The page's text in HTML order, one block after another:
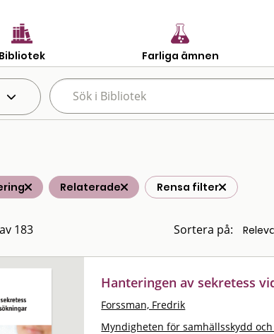
Bibliotek Farliga ämnen
Relaterade Rensa filter
183 Sortera på:
Hanteringen av sekretess
Forssman, Fredrik
Myndigheten för samhällsskydd